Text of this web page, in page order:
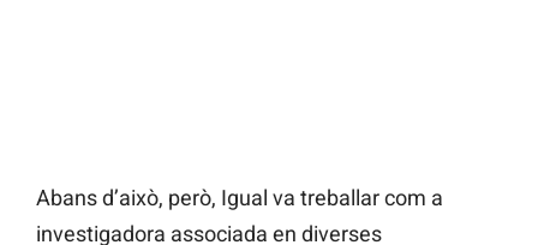
Abans d’això, però, Igual va treballar com a
investigadora associada en diverses